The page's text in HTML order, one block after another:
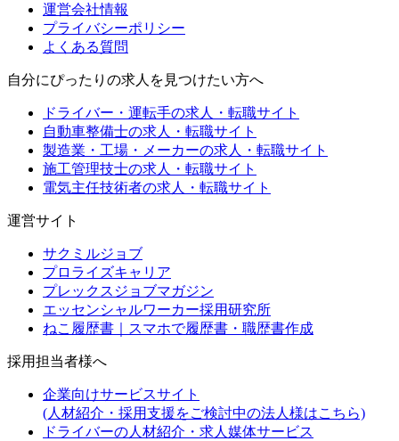
運営会社情報
プライバシーポリシー
よくある質問
自分にぴったりの求人を見つけたい方へ
ドライバー・運転手の求人・転職サイト
自動車整備士の求人・転職サイト
製造業・工場・メーカーの求人・転職サイト
施工管理技士の求人・転職サイト
電気主任技術者の求人・転職サイト
運営サイト
サクミルジョブ
プロライズキャリア
プレックスジョブマガジン
エッセンシャルワーカー採用研究所
ねこ履歴書｜スマホで履歴書・職歴書作成
採用担当者様へ
企業向けサービスサイト
(人材紹介・採用支援をご検討中の法人様はこちら)
ドライバーの人材紹介・求人媒体サービス